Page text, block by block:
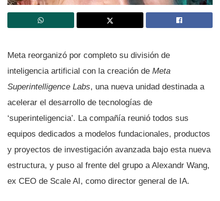
Meta reorganizó por completo su división de
inteligencia artificial con la creación de Meta
Superintelligence Labs, una nueva unidad destinada a
acelerar el desarrollo de tecnologías de
‘superinteligencia’. La compañía reunió todos sus
equipos dedicados a modelos fundacionales, productos
y proyectos de investigación avanzada bajo esta nueva
estructura, y puso al frente del grupo a Alexandr Wang,
ex CEO de Scale AI, como director general de IA.